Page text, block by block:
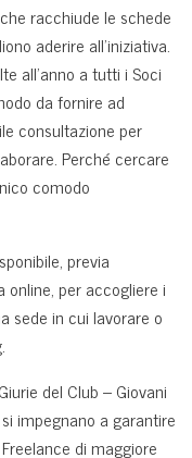
racchiude le schede
aderire all’iniziativa.
all’anno a tutti i Soci
da fornire ad
consultazione per
Perché cercare
comodo
previa
online, per accogliere i
sede in cui lavorare o
del Club – Giovani
impegnano a garantire
di maggiore